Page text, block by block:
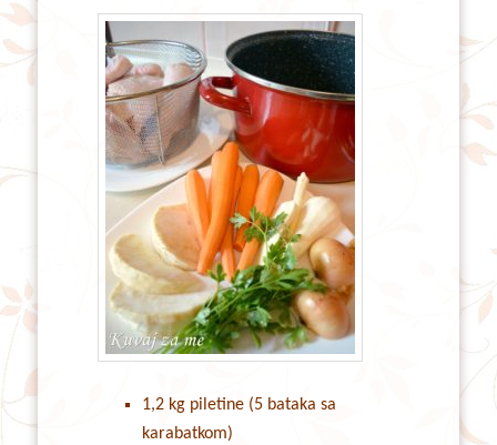
1,2 kg piletine (5 bataka sa
karabatkom)